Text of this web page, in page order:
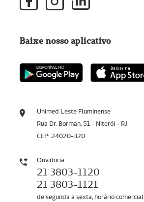
Unimed Leste Fluminense
Rua Dr. Borman, 51 - Niterói - RJ
CEP: 24020-320
Ouvidoria
21 3803-1120
21 3803-1121
de segunda a sexta, horário comercial
Baixe nosso aplicativo